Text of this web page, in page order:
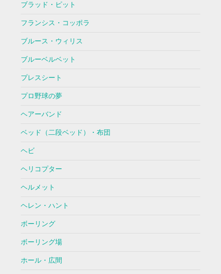
ブラッド・ピット
フランシス・コッポラ
ブルース・ウィリス
ブルーベルベット
プレスシート
プロ野球の夢
ヘアーバンド
ベッド（二段ベッド）・布団
ヘビ
ヘリコプター
ヘルメット
ヘレン・ハント
ボーリング
ボーリング場
ホール・広間